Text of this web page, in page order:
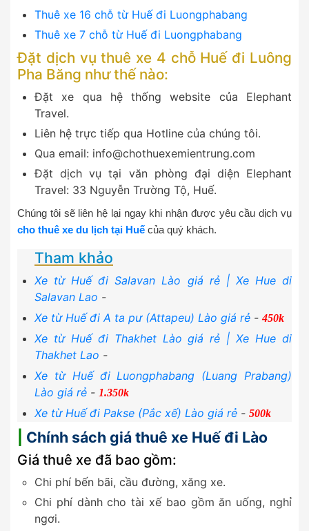
Thuê xe 16 chỗ từ Huế đi Luongphabang
Thuê xe 7 chỗ từ Huế đi Luongphabang
Đặt dịch vụ thuê xe 4 chỗ Huế đi Luông
Pha Băng như thế nào:
Đặt xe qua hệ thống website của Elephant
Travel.
Liên hệ trực tiếp qua Hotline của chúng tôi.
Qua email: info@chothuexemientrung.com
Đặt dịch vụ tại văn phòng đại diện Elephant
Travel: 33 Nguyễn Trường Tộ, Huế.
Chúng tôi sẽ liên hệ lại ngay khi nhận được yêu cầu dịch vụ
cho thuê xe du lịch tại Huế của quý khách.
Tham khảo
Xe từ Huế đi Salavan Lào giá rẻ | Xe Hue di
Salavan Lao -
Xe từ Huế đi A ta pư (Attapeu) Lào giá rẻ -450k
Xe từ Huế đi Thakhet Lào giá rẻ | Xe Hue di
Thakhet Lao -
Xe từ Huế đi Luongphabang (Luang Prabang)
Lào giá rẻ - 1.350k
Xe từ Huế đi Pakse (Pắc xế) Lào giá rẻ - 500k
Chính sách giá thuê xe Huế đi Lào
Giá thuê xe đã bao gồm:
Chi phí bến bãi, cầu đường, xăng xe.
Chi phí dành cho tài xế bao gồm ăn uống, nghỉ
ngơi.